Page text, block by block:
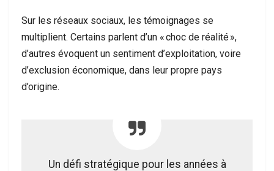
Sur les réseaux sociaux, les témoignages se
multiplient. Certains parlent d’un « choc de réalité »,
d’autres évoquent un sentiment d’exploitation, voire
d’exclusion économique, dans leur propre pays
d’origine.
Un défi stratégique pour les années à